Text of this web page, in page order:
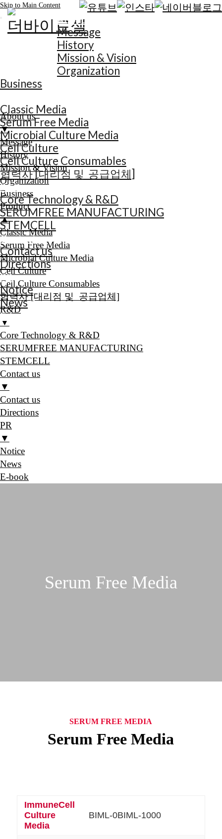
Skip to Main Content
About us
▼
Message
History
Mission & Vision
Organization
Business
Product
▲
Classic Media
Serum Free Media
Microbial Culture Media
Cell Culture
Cell Culture Consumables
협력사 [대리점 및 공급업체]
R&D
▼
Core Technology & R&D
SERUMFREE MANUFACTURING
STEMCELL
Contact us
▼
Contact us
Directions
PR
▼
Notice
News
E-book
About us
Message
History
Mission & Vision
Organization
Business
Classic Media
Serum Free Media
Microbial Culture Media
Cell Culture
Cell Culture Consumables
협력사 [대리점 및 공급업체]
R&D
Core Technology & R&D
SERUMFREE MANUFACTURING
STEMCELL
Contact us
Contact us
Directions
PR
Notice
News
E-book
Serum Free Media
SERUM FREE MEDIA
Serum Free Media
ImmuneCell
Culture
Media
BIML-0BIML-1000